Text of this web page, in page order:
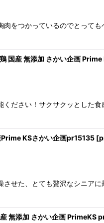
をつかっているのでとって
国産 無添加 さかい企画
ださい！サクサクッとした
Prime KSさかい企画pr15135 [
た、とても贅沢なシニア
無添加 さかい企画 PrimeKS